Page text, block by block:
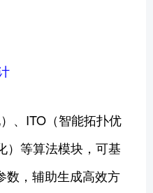
、ITO（智能拓扑优
）等算法模块，可基
数，辅助生成高效方